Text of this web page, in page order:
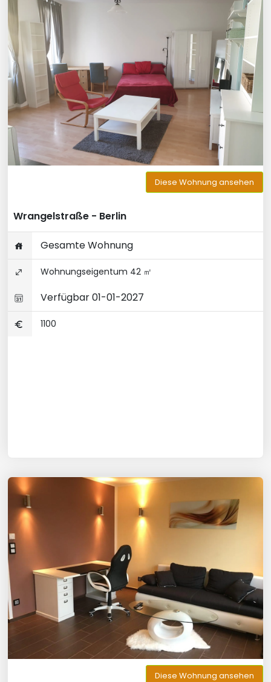
Diese Wohnung ansehen
Wrangelstraße - Berlin
Gesamte Wohnung
Wohnungseigentum 42 ㎡
Verfügbar 01-01-2027
1100
Diese Wohnung ansehen